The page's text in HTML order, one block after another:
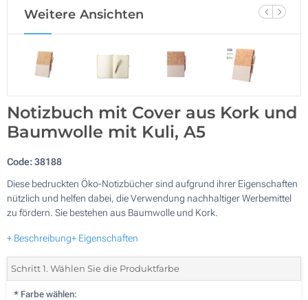
Weitere Ansichten
Notizbuch mit Cover aus Kork und
Baumwolle mit Kuli, A5
Code:38188
Diese bedruckten Öko-Notizbücher sind aufgrund ihrer Eigenschaften
nützlich und helfen dabei, die Verwendung nachhaltiger Werbemittel
zu fördern. Sie bestehen aus Baumwolle und Kork.
+ Beschreibung+ Eigenschaften
Schritt 1. Wählen Sie die Produktfarbe
* Farbe wählen: